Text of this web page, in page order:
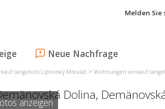
Melden Sie
Neue Nachfrage
(angebot) Liptovský Mikuláš > Wohnungen verkauf
Dolina,
anzeigen